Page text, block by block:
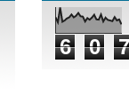
6 0 7